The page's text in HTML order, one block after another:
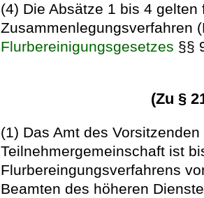
(4) Die Absätze 1 bis 4
Zusammenlegungsverfahren
Flurbereinigungsgesetzes §§
(Zu §
(1) Das Amt des
Teilnehmergemeinschaft ist
Flurbereingungsverfahrens
Beamten des höheren